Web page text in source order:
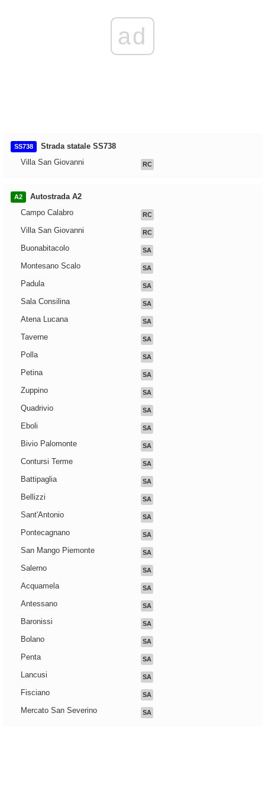
ad
SS738
Strada statale SS738
Villa San Giovanni
RC
A2
Autostrada A2
Campo Calabro
RC
Villa San Giovanni RC
Buonabitacolo SA
Montesano Scalo SA
Padula SA
Sala Consilina SA
Atena Lucana SA
Taverne SA
Polla SA
Petina SA
Zuppino SA
Quadrivio SA
Eboli SA
Bivio Palomonte SA
Contursi Terme SA
Battipaglia SA
Bellizzi SA
Sant'Antonio SA
Pontecagnano SA
San Mango Piemonte SA
Salerno SA
Acquamela SA
Antessano SA
Baronissi SA
Bolano SA
Penta SA
Lancusi SA
Fisciano SA
Mercato San Severino SA